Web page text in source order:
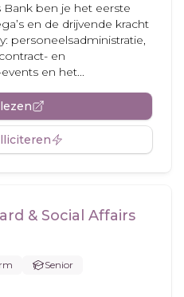
Bank ben je het eerste
en de drijvende kracht
personeelsadministratie,
en
en het...
& Social Affairs
Senior